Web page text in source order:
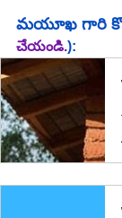
మయూఖ గారి
చేయండి.):